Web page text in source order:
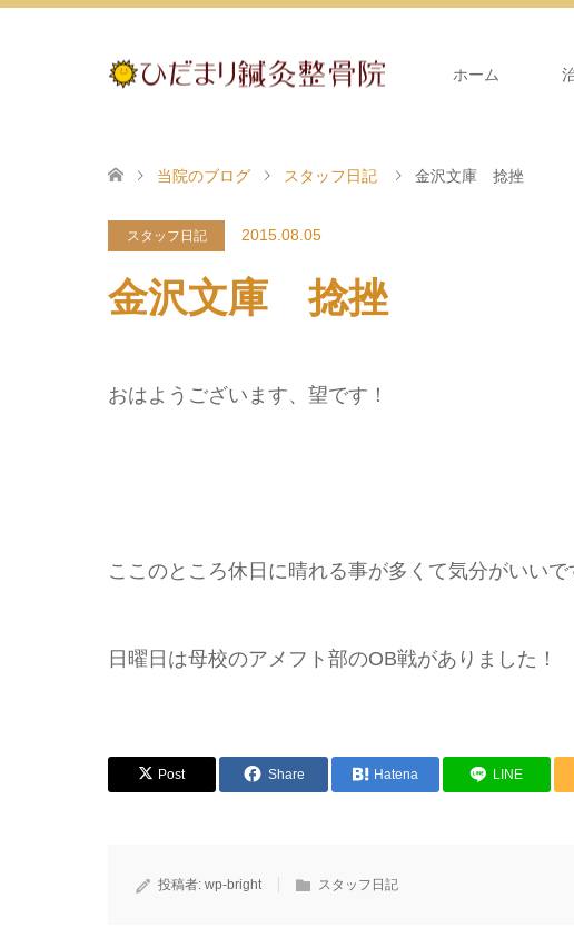
ホーム
当院のブログ スタッフ日記 金沢文庫 捻挫
スタッフ日記 2015.08.05
金沢文庫 捻挫
おはようございます、望です！
ここのところ休日に晴れる事が多くて気分がいい
日曜日は母校のアメフト部のOB戦がありました！
Post Share Hatena LINE
投稿者: wp-bright スタッフ日記